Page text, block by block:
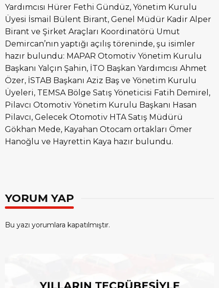
Yardımcısı Hürer Fethi Gündüz, Yönetim Kurulu
Üyesi İsmail Bülent Birant, Genel Müdür Kadir Alper
Birant ve Şirket Araçları Koordinatörü Umut
Demircan’nın yaptığı açılış töreninde, şu isimler
hazır bulundu: MAPAR Otomotiv Yönetim Kurulu
Başkanı Yalçın Şahin, İTO Başkan Yardımcısı Ahmet
Özer, İSTAB Başkanı Aziz Baş ve Yönetim Kurulu
Üyeleri, TEMSA Bölge Satış Yöneticisi Fatih Demirel,
Pilavcı Otomotiv Yönetim Kurulu Başkanı Hasan
Pilavcı, Gelecek Otomotiv HTA Satış Müdürü
Gökhan Mede, Kayahan Otocam ortakları Ömer
Hanoğlu ve Hayrettin Kaya hazır bulundu.
YORUM YAP
Bu yazı yorumlara kapatılmıştır.